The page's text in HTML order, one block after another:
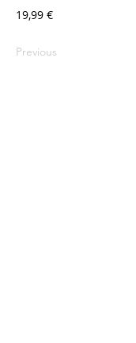
19,99 €
Previous